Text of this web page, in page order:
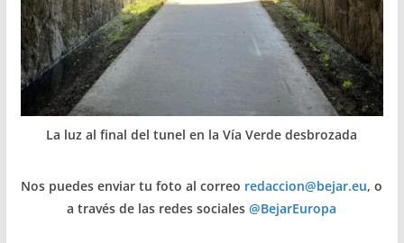
La luz al final del tunel en la Vía Verde desbrozada
Nos puedes enviar tu foto al correo redaccion@bejar.eu, o
a través de las redes sociales@BejarEuropa